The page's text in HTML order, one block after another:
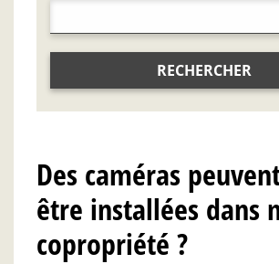
RECHERCHER
Des caméras
être installées dans
copropriété ?